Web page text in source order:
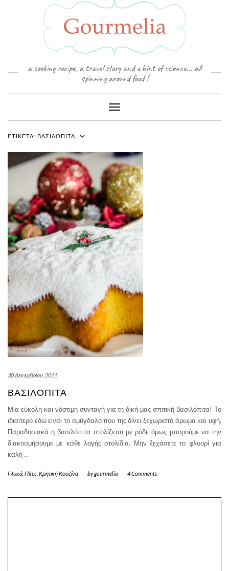
a cooking recipe, a travel story and a hint of science... all
spinning around food !
Toggle Navigation
ΕΤΙΚΈΤΑ: ΒΑΣΙΛΌΠΙΤΑ
30 Δεκεμβρίου, 2011
ΒΑΣΙΛΌΠΙΤΑ
Μια εύκολη και νόστιμη συνταγή για τη δική μας σπιτική βασιλόπιτα! Το
ιδιαίτερο εδώ είναι το αμύγδαλο που της δίνει ξεχωριστό άρωμα και υφή.
Παραδοσιακά η βασιλόπιτα στολίζεται με ρόδι, όμως μπορούμε να την
διακοσμήσουμε με κάθε λογής στολίδια. Μην ξεχάσετε το φλουρί για
καλή …
Γλυκά, Πίτες Κρητική Κουζίνα - bygourmelia - 4 Comments